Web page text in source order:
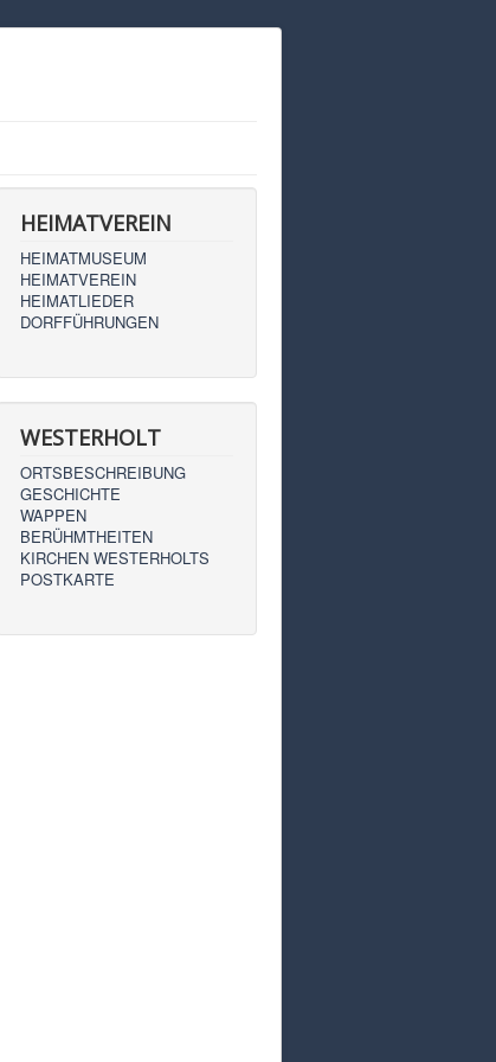
HEIMATVEREIN
HEIMATMUSEUM
HEIMATVEREIN
HEIMATLIEDER
DORFFÜHRUNGEN
WESTERHOLT
ORTSBESCHREIBUNG
GESCHICHTE
WAPPEN
BERÜHMTHEITEN
KIRCHEN WESTERHOLTS
POSTKARTE